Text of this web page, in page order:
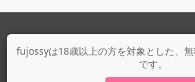
fujossyは18歳以上の方を対象とした、
です。
fujossyについて